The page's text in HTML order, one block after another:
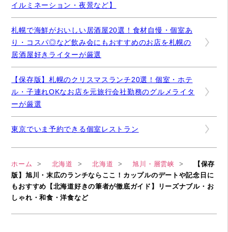
イルミネーション・夜景など】
札幌で海鮮がおいしい居酒屋20選！食材自慢・個室あ
り・コスパ◎など飲み会にもおすすめのお店を札幌の
居酒屋好きライターが厳選
【保存版】札幌のクリスマスランチ20選！個室・ホテ
ル・子連れOKなお店を元旅行会社勤務のグルメライタ
ーが厳選
東京でいま予約できる個室レストラン
ホーム 北海道 北海道 旭川・層雲峡
【保存
版】旭川・末広のランチならここ！カップルのデートや記念日に
もおすすめ【北海道好きの筆者が徹底ガイド】リーズナブル・お
しゃれ・和食・洋食など